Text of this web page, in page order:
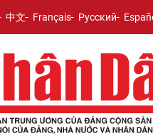
中文 Français Русский